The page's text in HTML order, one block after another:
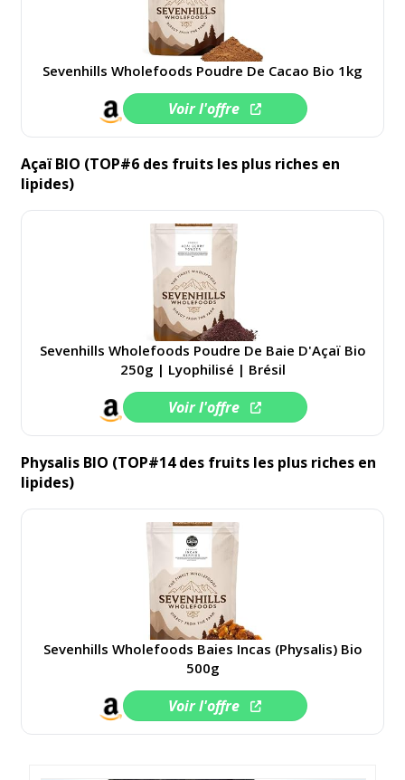
Sevenhills Wholefoods Poudre De Cacao Bio 1kg
Voir l'offre
Açaï BIO (TOP#6 des fruits les plus riches en
lipides)
Sevenhills Wholefoods Poudre De Baie D'Açaï Bio
250g | Lyophilisé | Brésil
Voir l'offre
Physalis BIO (TOP#14 des fruits les plus riches en
lipides)
Sevenhills Wholefoods Baies Incas (Physalis) Bio
500g
Voir l'offre